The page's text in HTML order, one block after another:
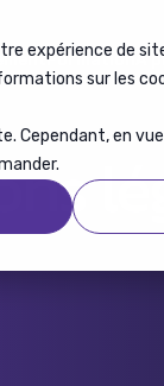
expérience de
sur les
Cependant, en
Formation À